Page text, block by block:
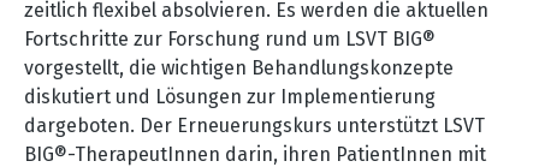
zeitlich flexibel absolvieren. Es werden die aktuellen
Fortschritte zur Forschung rund um LSVT BIG®
vorgestellt, die wichtigen Behandlungskonzepte
diskutiert und Lösungen zur Implementierung
dargeboten. Der Erneuerungskurs unterstützt LSVT
BIG®-TherapeutInnen darin, ihren PatientInnen mit